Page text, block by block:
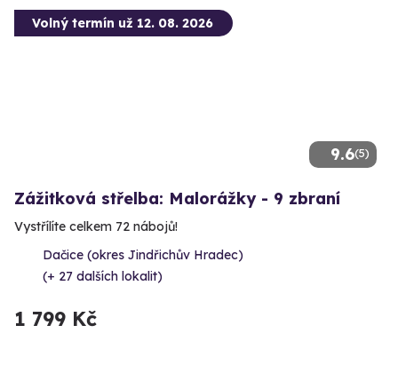
9.6(5)
Volný termín už 12. 08. 2026
Zážitková střelba: Malorážky - 9 zbraní
Vystřílíte celkem 72 nábojů!
Dačice (okres Jindřichův Hradec)
(+ 27 dalších lokalit)
1 799 Kč